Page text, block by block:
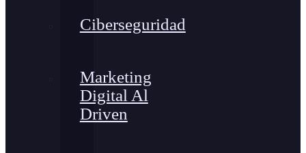
Ciberseguridad
Marketing
Digital Al
Driven